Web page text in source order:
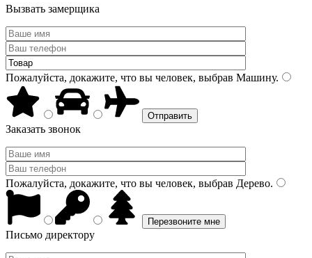
Вызвать замерщика
Пожалуйста, докажите, что вы человек, выбрав Машину.
Заказать звонок
Пожалуйста, докажите, что вы человек, выбрав Дерево.
Письмо директору